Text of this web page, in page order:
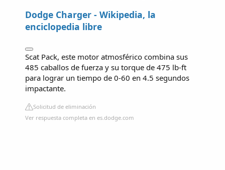
Dodge Charger - Wikipedia, la
enciclopedia libre
Scat Pack, este motor atmosférico combina sus
485 caballos de fuerza y su torque de 475 lb-ft
para lograr un tiempo de 0-60 en 4.5 segundos
impactante.
Solicitud de eliminación
Ver respuesta completa en es.dodge.com